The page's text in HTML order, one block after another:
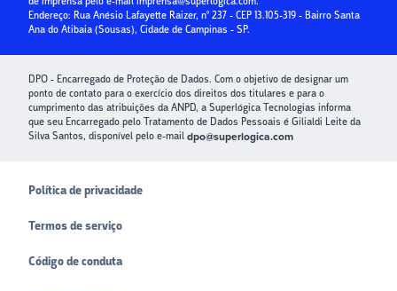
Endereço: Rua Anésio Lafayette Raizer, nº 237 - CEP 13.105-319 - Bairro Santa
Ana do Atibaia (Sousas), Cidade de Campinas - SP.
DPO - Encarregado de Proteção de Dados. Com o objetivo de designar um
ponto de contato para o exercício dos direitos dos titulares e para o
cumprimento das atribuições da ANPD, a Superlógica Tecnologias informa
que seu Encarregado pelo Tratamento de Dados Pessoais é Gilialdi Leite da
Silva Santos, disponível pelo e-mail dpo@superlogica.com
Política de privacidade
Termos de serviço
Código de conduta